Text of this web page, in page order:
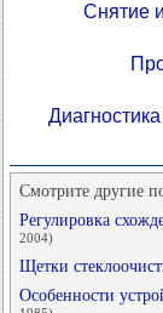
Снятие
Смотрите другие
Регулировка
2004)
Щетки
Особенности